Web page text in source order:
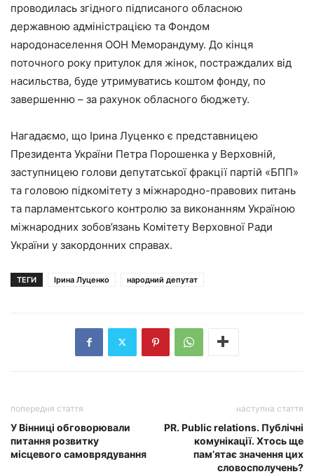
проводилась згідного підписаного обласною
державною адміністрацією та Фондом
народонаселення ООН Меморандуму. До кінця
поточного року притулок для жінок, постраждалих від
насильства, буде утримуватись коштом фонду, по
завершенню – за рахунок обласного бюджету.
Нагадаємо, що Ірина Луценко є представницею
Президента України Петра Порошенка у Верховній,
заступницею голови депутатської фракції партій «БПП»
та головою підкомітету з міжнародно-правових питань
та парламентського контролю за виконанням Україною
міжнародних зобов’язань Комітету Верховної Ради
України у закордонних справах.
ТЕГИ Ірина Луценко народний депутат
попередня стаття
У Вінниці обговорювали
питання розвитку
місцевого самоврядування
наступна стаття
PR. Public relations. Публічні
комунікації. Хтось ще
пам’ятає значення цих
словосполучень?